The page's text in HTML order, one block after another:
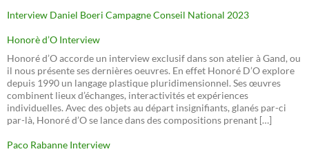
Interview Daniel Boeri Campagne Conseil National 2023
Honorè d’O Interview
Honoré d’O accorde un interview exclusif dans son atelier à Gand, ou
il nous présente ses dernières oeuvres. En effet Honoré D’O explore
depuis 1990 un langage plastique pluridimensionnel. Ses œuvres
combinent lieux d’échanges, interactivités et expériences
individuelles. Avec des objets au départ insignifiants, glanés par-ci
par-là, Honoré d’O se lance dans des compositions prenant […]
Paco Rabanne Interview